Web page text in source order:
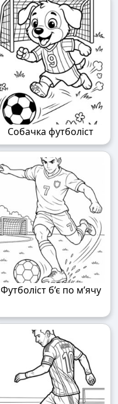
Собачка футболіст
Футболіст б’є по м’ячу